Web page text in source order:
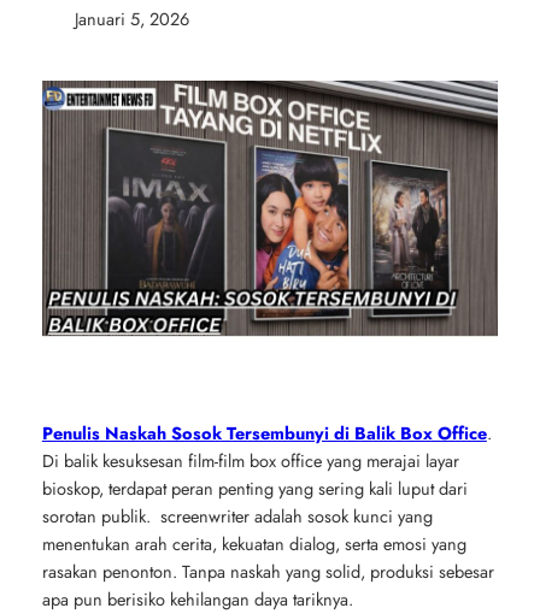
Januari 5, 2026
Penulis Naskah Sosok Tersembunyi di Balik Box Office.
Di balik kesuksesan film-film box office yang merajai layar
bioskop, terdapat peran penting yang sering kali luput dari
sorotan publik. screenwriter adalah sosok kunci yang
menentukan arah cerita, kekuatan dialog, serta emosi yang
rasakan penonton. Tanpa naskah yang solid, produksi sebesar
apa pun berisiko kehilangan daya tariknya.